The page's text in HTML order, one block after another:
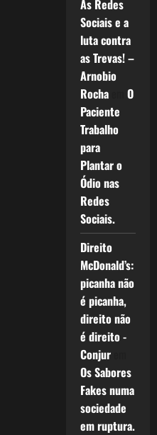
As Redes
Sociais e a
luta contra
as Trevas! –
Arnobio
Rochaem O
Paciente
Trabalho
para
Plantar o
Ódio nas
Redes
Sociais.
Direito
McDonald’s:
picanha não
é picanha,
direito não
é direito -
Conjurem
Os Sabores
Fakes numa
sociedade
em ruptura.